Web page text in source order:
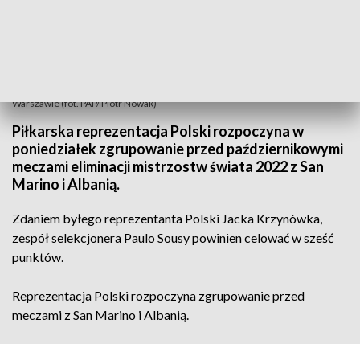
Warszawie (fot. PAP/ Piotr Nowak)
Piłkarska reprezentacja Polski rozpoczyna w
poniedziałek zgrupowanie przed październikowymi
meczami eliminacji mistrzostw świata 2022 z San
Marino i Albanią.
Zdaniem byłego reprezentanta Polski Jacka Krzynówka,
zespół selekcjonera Paulo Sousy powinien celować w sześć
punktów.
Reprezentacja Polski rozpoczyna zgrupowanie przed
meczami z San Marino i Albanią.